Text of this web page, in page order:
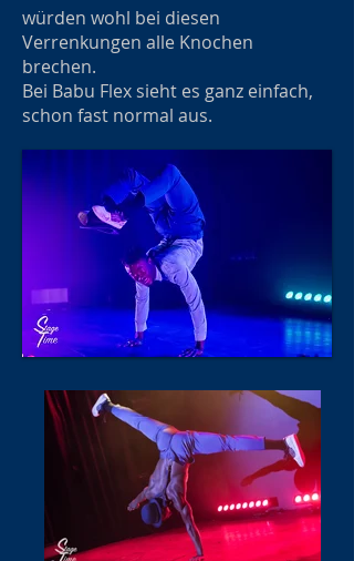
würden wohl bei diesen
Verrenkungen alle Knochen
brechen.
Bei Babu Flex sieht es ganz einfach,
schon fast normal aus.